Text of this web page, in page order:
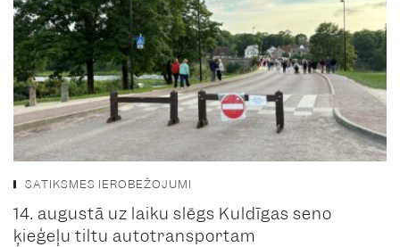
SATIKSMES IEROBEŽOJUMI
14. augustā uz laiku slēgs Kuldīgas seno
ķieģeļu tiltu autotransportam